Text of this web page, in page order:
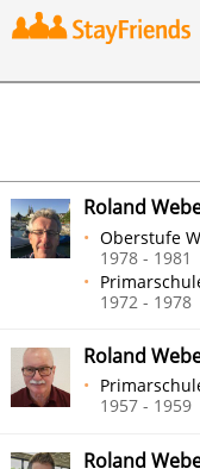
Suchen
Roland
Oberstufe
1978 - 1981
1972 - 1978
Roland
1957 - 1959
Roland